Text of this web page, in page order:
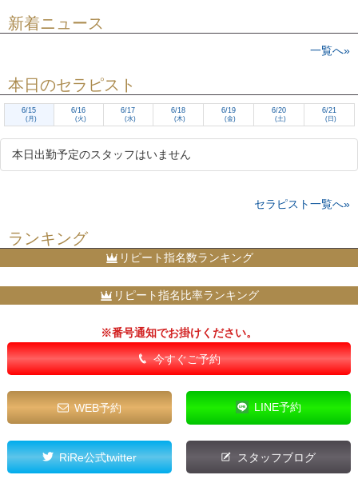
新着ニュース
一覧へ»
本日のセラピスト
6/15
(月)
6/16
(火)
6/17
(水)
6/18
(木)
6/19
(金)
6/20
(土)
6/21
(日)
本日出勤予定のスタッフはいません
セラピスト一覧へ»
ランキング
リピート指名数ランキング
リピート指名比率ランキング
※番号通知でお掛けください。
今すぐご予約
WEB予約 LINE予約
RiRe公式twitter スタッフブログ